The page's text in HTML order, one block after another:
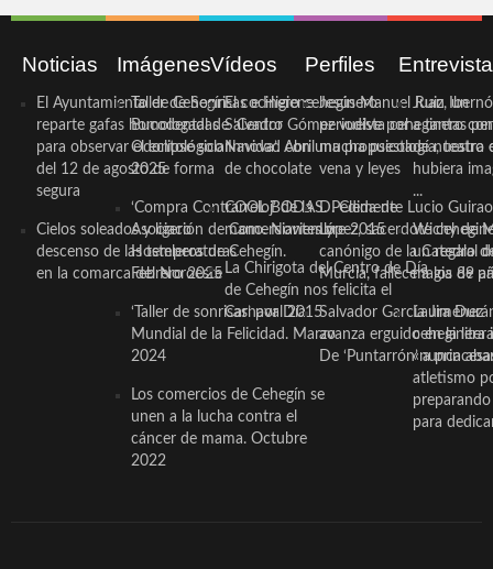
Noticias
El Ayuntamiento de Cehegín
reparte gafas homologadas
para observar el eclipse solar
del 12 de agosto de forma
segura
Cielos soleados y ligero
descenso de las temperaturas
en la comarca del Noroeste
Imágenes
Taller de Sonrisas e Higiene
Bucodental de ‘Centro
Odontológico Innova’. Abril
2025
‘Compra Contrarreloj’ de la
Asociación de Comerciantes y
Hosteleros de Cehegín.
Febrero 2025
‘Taller de sonrisas’ por Día
Mundial de la Felicidad. Marzo
2024
Los comercios de Cehegín se
unen a la lucha contra el
cáncer de mama. Octubre
2022
Vídeos
El cocinero ceheginero
Salvador Gómez vuelve por
Navidad con una propuesta
de chocolate
COOL BODAS. Pedida de
mano. Noviembre 2015
La Chirigota del Centro de Día
de Cehegín nos felicita el
Carnaval 2015
Perfiles
Jesús Manuel Ruiz, un
periodista ceheginero con
mucha psicología, teatro
vena y leyes
D. Clemente Lucio Guirao
López, sacerdote
canónigo de la Catedral
Murcia, fallece a los 89
Salvador García Jiménez
avanza erguido en la
De ‘Puntarrón’ a
Juan
a tantas
de nuestra
hubiera
...
Wichy de
un regalo
magia de
Laura
ceheginera
«nunca
atletismo
para